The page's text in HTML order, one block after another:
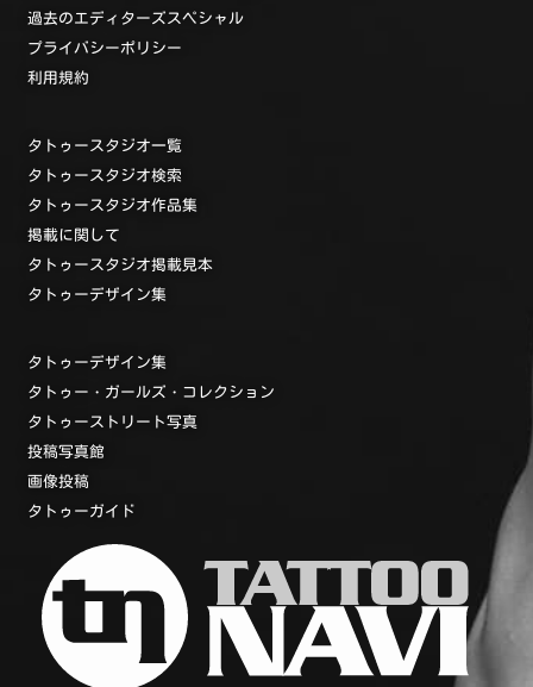
過去のエディターズスペシャル
プライバシーポリシー
利用規約
タトゥースタジオ一覧
タトゥースタジオ検索
タトゥースタジオ作品集
掲載に関して
タトゥースタジオ掲載見本
タトゥーデザイン集
タトゥーデザイン集
タトゥー・ガールズ・コレクション
タトゥーストリート写真
投稿写真館
画像投稿
タトゥーガイド